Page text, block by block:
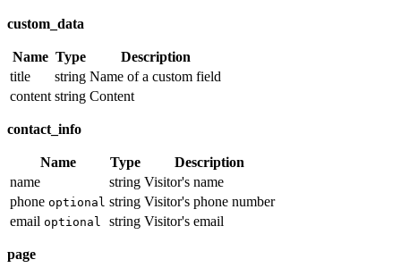
custom_data
Name Type
Description
title
string Name of a custom field
content string Content
contact_info
Name Type
Description
name
string Visitor's name
phone optional string Visitor's phone number
email optional string Visitor's email
page